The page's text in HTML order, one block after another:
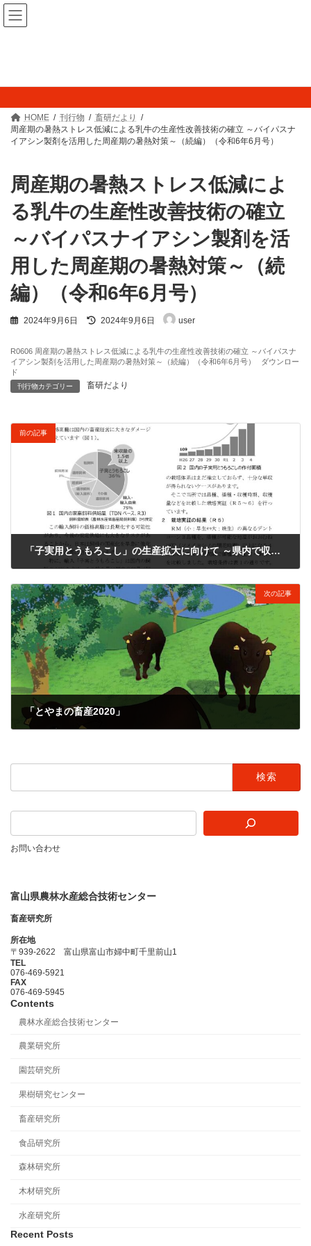
コ
ン
テ
ナ
ビ
ゲ
HOME 刊行物
畜研だより
周産期の暑熱ストレス低減による乳牛の生産性改善技術の確立 ～バイパスナ
イアシン製剤を活用した周産期の暑熱対策～（続編）（令和6年6月号）
周産期の暑熱ストレス低減によ
る乳牛の生産性改善技術の確立
～バイパスナイアシン製剤を活
用した周産期の暑熱対策～（続
編）（令和6年6月号）
2024年9月6日
最
新
日
:
2024年9月6日 user
R0606 周産期の暑熱ストレス低減による乳牛の生産性改善技術の確立 ～バイパスナ
イアシン製剤を活用した周産期の暑熱対策～（続編）（令和6年6月号）
ダウンロー
ド
刊行物カテゴリー 畜研だより
前の記事
「子実用とうもろこし」の生産拡大に向けて ～県内で収穫量を増やす栽培方法を調査中～（令和6年2月号）
次の記事
「とやまの畜産2020」
検
お問い合わせ
富山県農林水産総合技術センター
畜産研究所
所在地
〒939-2622 富山県富山市婦中町千里前山1
TEL
076-469-5921
FAX
076-469-5945
Contents
農林水産総合技術センター
農業研究所
園芸研究所
果樹研究センター
畜産研究所
食品研究所
森林研究所
木材研究所
水産研究所
Recent Posts